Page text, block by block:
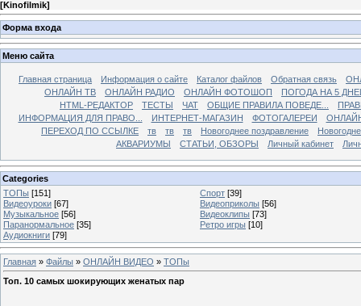
[Kinofilmik]
Форма входа
Меню сайта
Главная страница Информация о сайте Каталог файлов Обратная связь
ОНЛАЙН ТВ
ОНЛАЙН РАДИО ОНЛАЙН ФОТОШОП
ПОГОДА НА 5
HTML-РЕДАКТОР
ТЕСТЫ ЧАТ ОБЩИЕ ПРАВИЛА ПОВЕДЕ...
ИНФОРМАЦИЯ ДЛЯ ПРАВО...
ИНТЕРНЕТ-МАГАЗИН ФОТОГАЛЕРЕИ
ПЕРЕХОД ПО ССЫЛКЕ
тв тв тв Новогоднее поздравление
АКВАРИУМЫ
СТАТЬИ, ОБЗОРЫ Личный кабинет
Categories
ТОПы [151] Спорт [39]
Видеоуроки [67] Видеоприколы [56]
Музыкальное [56] Видеоклипы [73]
Паранормальное [35] Ретро игры [10]
Аудиокниги [79]
Главная » Файлы » ОНЛАЙН ВИДЕО » ТОПы
Топ. 10 самых шокирующих женатых пар